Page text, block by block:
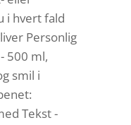
i hvert fald
Personlig
500 ml,
smil i
Tekst -